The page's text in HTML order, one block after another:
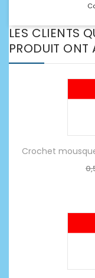
LES CLIENTS
PRODUIT ONT
Crochet